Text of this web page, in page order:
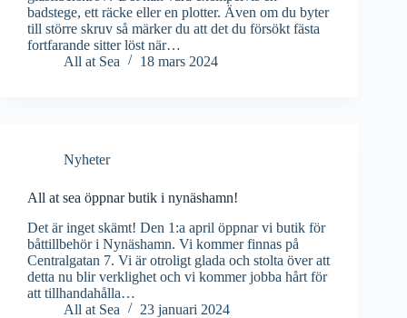
badstege, ett räcke eller en plotter. Även om du byter
till större skruv så märker du att det du försökt fästa
fortfarande sitter löst när…
All at Sea
18 mars 2024
Nyheter
All at sea öppnar butik i nynäshamn!
Det är inget skämt! Den 1:a april öppnar vi butik för
båttillbehör i Nynäshamn. Vi kommer finnas på
Centralgatan 7. Vi är otroligt glada och stolta över att
detta nu blir verklighet och vi kommer jobba hårt för
att tillhandahålla…
All at Sea
23 januari 2024